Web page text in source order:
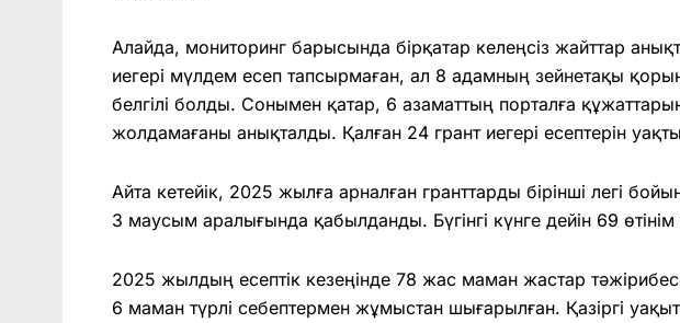
Алайда, мониторинг барысында бірқатар келеңсіз жайттар
иегері мүлдем есеп тапсырмаған, ал 8 адамның зейнетақы
белгілі болды. Сонымен қатар, 6 азаматтың порталға
жолдамағаны анықталды. Қалған 24 грант иегері есептерін
Айта кетейік, 2025 жылға арналған гранттарды бірінші легі
3 маусым аралығында қабылданды. Бүгінгі күнге дейін 69 өтінім
2025 жылдың есептік кезеңінде 78 жас маман жастар
6 маман түрлі себептермен жұмыстан шығарылған. Қазіргі